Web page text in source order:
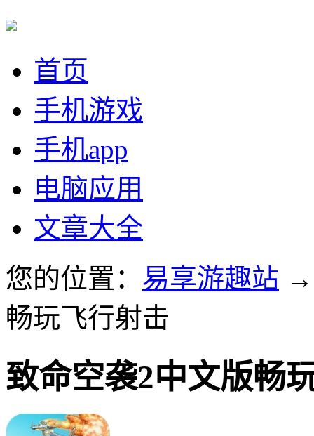
首页
手机游戏
手机app
电脑应用
文章大全
您的位置： 易享游趣站
畅玩飞行射击
致命空袭2中文版畅